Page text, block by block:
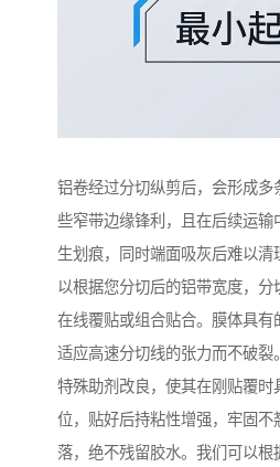
铝卷经过分切纵剪后，会形成多
些窄带边缘锋利，且在后续运输
生划痕，同时端面吸灰后难以清
以根据您分切后的铝带宽度，
在线覆贴或组合贴合。膜体具有
适应高速分切线的张力而不破裂
特殊助剂改良，使其在刚贴覆时
位，贴好后持粘性增强，牢固不
落，绝不残留胶水。我们可以